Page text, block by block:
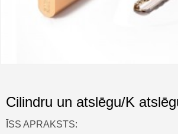
Cilindru un atslēgu/K
ĪSS APRAKSTS: